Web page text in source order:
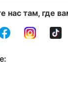
нас там, где